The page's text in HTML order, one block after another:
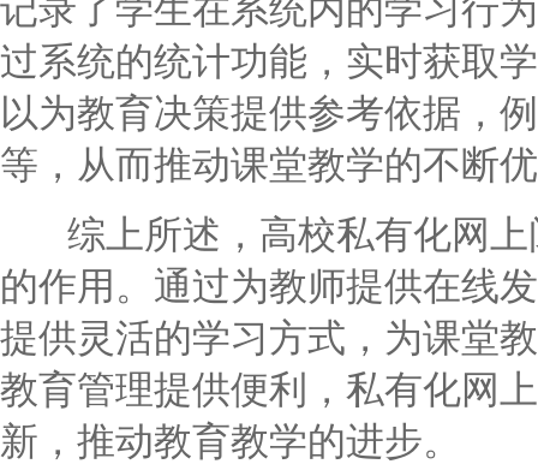
记录了学生在系统内的学习行
过系统的统计功能，实时获取
以为教育决策提供参考依据，
等，从而推动课堂教学的不断
综上所述，高校私有化网上
的作用。通过为教师提供在线
提供灵活的学习方式，为课堂
教育管理提供便利，私有化网
新，推动教育教学的进步。